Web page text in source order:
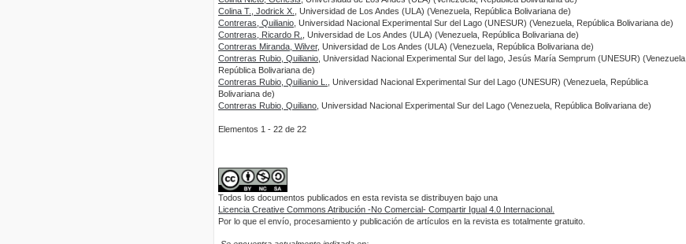
Colina T., Jodrick X.
, Universidad de Los Andes (ULA) (Venezuela, República Bolivariana de)
Contreras, Quilianio , Universidad Nacional Experimental Sur del Lago (UNESUR) (Venezuela, República Bolivariana de)
Contreras, Ricardo R.
, Universidad de Los Andes (ULA) (Venezuela, República Bolivariana de)
Contreras Miranda, Wilver, Universidad de Los Andes (ULA) (Venezuela, República Bolivariana de)
Contreras Rubio, Quilianio , Universidad Nacional Experimental Sur del lago, Jesús María Semprum (UNESUR) (Venezuela,
República Bolivariana de)
Contreras Rubio, Quilianio L.
, Universidad Nacional Experimental Sur del Lago (UNESUR) (Venezuela, República
Bolivariana de)
Contreras Rubio, Quiliano , Universidad Nacional Experimental Sur del Lago (Venezuela, República Bolivariana de)
Elementos 1 - 22 de 22
Todos los documentos publicados en esta revista se distribuyen bajo una
Licencia Creative Commons Atribución -No Comercial- Compartir Igual 4.0 Internacional.
Por lo que el envío, procesamiento y publicación de artículos en la revista es totalmente gratuito.